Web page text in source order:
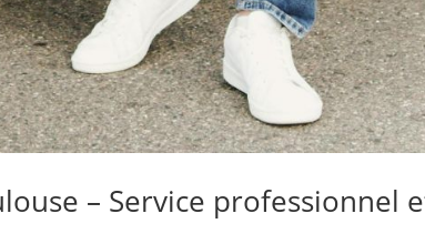
– Service professionnel